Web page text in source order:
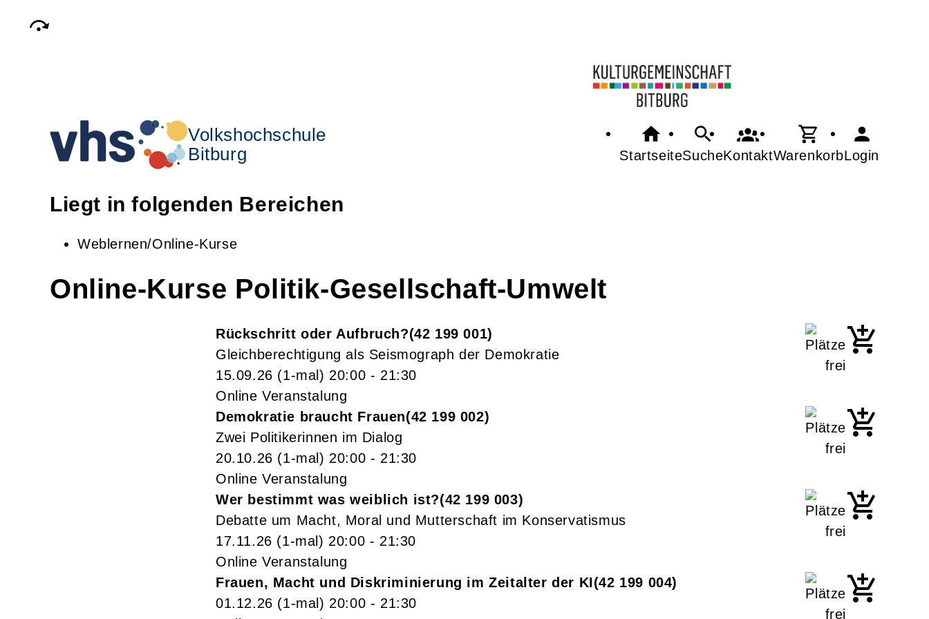
Volkshochschule
Bitburg
StartseiteSucheKontaktWarenkorbLogin
Liegt in folgenden Bereichen
Weblernen/Online-Kurse
Online-Kurse Politik-Gesellschaft-Umwelt
Rückschritt oder Aufbruch? 42 199 001
Gleichberechtigung als Seismograph der Demokratie
15.09.26 (1-mal) 20:00 - 21:30
Online Veranstalung
Demokratie braucht Frauen 42 199 002
Zwei Politikerinnen im Dialog
20.10.26 (1-mal) 20:00 - 21:30
Online Veranstalung
Wer bestimmt was weiblich ist? 42 199 003
Debatte um Macht, Moral und Mutterschaft im Konservatismus
17.11.26 (1-mal) 20:00 - 21:30
Online Veranstalung
Frauen, Macht und Diskriminierung im Zeitalter der KI 42 199 004
01.12.26 (1-mal) 20:00 - 21:30